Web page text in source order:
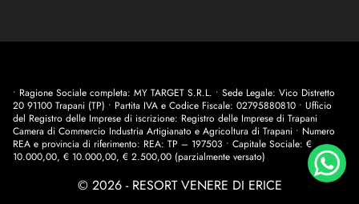
• Ragione Sociale completa: MY TARGET S.R.L. • Sede Legale: Vico Distretto
20 91100 Trapani (TP) • Partita IVA e Codice Fiscale: 02795880810 • Ufficio
del Registro delle Imprese di iscrizione: Registro delle Imprese di Trapani
Camera di Commercio Industria Artigianato e Agricoltura di Trapani • Numero
REA e provincia di riferimento: REA: TP – 197503 • Capitale Sociale: €
10.000,00, € 10.000,00, € 2.500,00 (parzialmente versato)
© 2026 - RESORT VENERE DI ERICE